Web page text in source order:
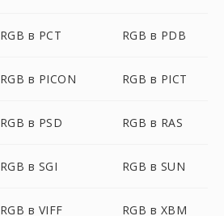
RGB в PCT RGB в PDB
RGB в PICON RGB в PICT
RGB в PSD RGB в RAS
RGB в SGI RGB в SUN
RGB в VIFF RGB в XBM